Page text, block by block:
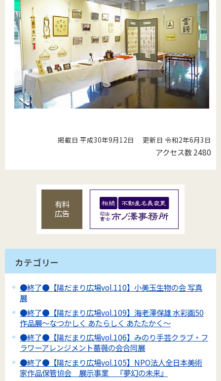
掲載日 平成30年9月12日 更新日 令和2年6月3日
アクセス数2480
有料
広告
カテゴリー
●終了●【陽だまり広場vol.110】小美玉生物の会 写真
展
●終了●【陽だまり広場vol.109】海老澤保雄 水彩画50
作品展～なつかしく あたらしく あたたかく～
●終了●【陽だまり広場vol.106】みのり手芸クラブ・フ
ラワーアレンジメント薔薇の会合同展
●終了●【陽だまり広場vol.105】NPO法人全日本美術
家作品保管協会 展示事業 『夢幻の未来』